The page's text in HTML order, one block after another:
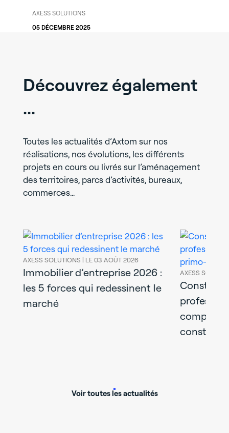
AXESS SOLUTIONS
05 DÉCEMBRE 2025
Découvrez également
...
Toutes les actualités d’Axtom sur nos
réalisations, nos évolutions, les différents
projets en cours ou livrés sur l’aménagement
des territoires, parcs d’activités, bureaux,
commerces…
AXESS SOLUTIONS |LE 03 AOÛT 2026
Immobilier d’entreprise 2026 :
les 5 forces qui redessinent le
marché
AXESS
complet
Voir toutes les actualités